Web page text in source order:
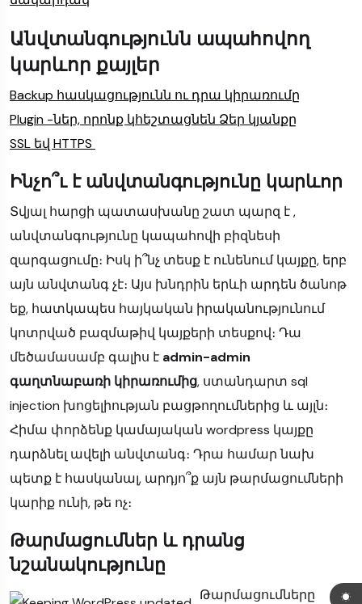
Անվտանգությունն ապահովող
կարևոր քայլեր
Backup հասկացությունն ու դրա կիրառումը
Plugin -ներ, որոնք կհեշտացնեն Ձեր կյանքը
SSL եվ HTTPS
Ինչո՞ւ է անվտանգությունը կարևոր
Տվյալ հարցի պատասխանը շատ պարզ է ,
անվտանգությունը կապահովի բիզնեսի
զարգացումը։ Իսկ ի՞նչ տեսք է ունենում կայքը, երբ
այն անվտանգ չէ։ Այս խնդրին երևի արդեն ծանոթ
եք, հատկապես հայկական իրականությունում
կոտրված բազմաթիվ կայքերի տեսքով։ Դա
մեծամասամբ գալիս է admin-admin
գաղտնաբառի կիրառումից, ստանդարտ sql
injection խոցելիության բացթողումներից և այլն։
Հիմա փորձենք կամայական wordpress կայքը
դարձնել ավելի անվտանգ։ Դրա համար նախ
պետք է հասկանալ, արդյո՞ք այն թարմացումների
կարիք ունի, թե ոչ։
Թարմացումներ և դրանց
նշանակությունը
Թարմացումները